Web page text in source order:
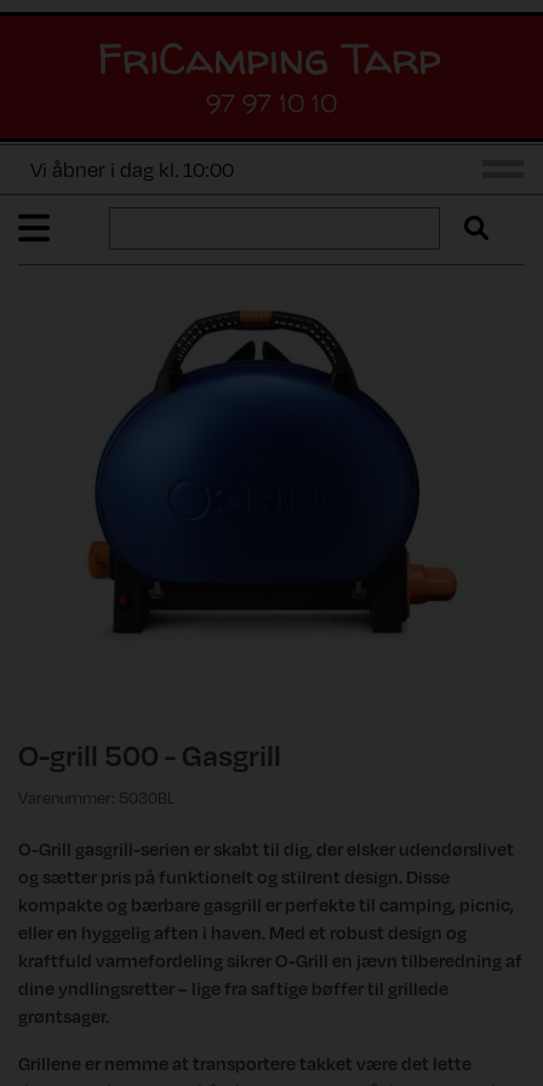
97 97 10 10
Vi åbner i dag kl. 10:00
O-grill 500 - Gasgrill
Varenummer: 5030BL
O-Grill gasgrill-serien er skabt til dig, der elsker udendørslivet
og sætter pris på funktionelt og stilrent design. Disse
kompakte og bærbare gasgrill er perfekte til camping, picnic,
eller en hyggelig aften i haven. Med et robust design og
kraftfuld varmefordeling sikrer O-Grill en jævn tilberedning af
dine yndlingsretter – lige fra saftige bøffer til grillede
grøntsager.
Grillene er nemme at transportere takket være det lette